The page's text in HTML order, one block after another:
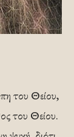
του Θείου,
του Θείου.